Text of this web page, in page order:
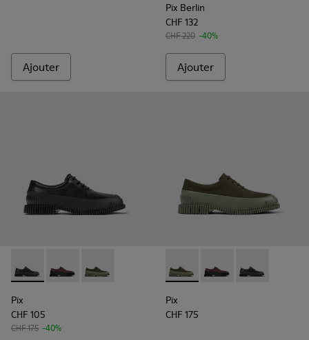
Ajouter
Pix Berlin
CHF 132
CHF 220 -40%
Ajouter
Pix - K100360-032 - Chaussures en cuir noir pour homme.
Pix - K100360-066 - Chaussures multicolores en
Pix - K100360-052 - Chaussures vertes pour
Pix
CHF 105
CHF 175 -40%
Pix - K100360-052 -
Pix - K100360-066 -
Pix -
Pix
CHF 175